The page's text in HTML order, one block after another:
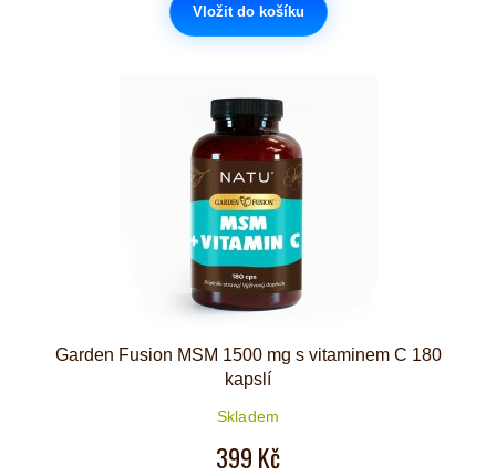
Vložit do košíku
Garden Fusion MSM 1500 mg s vitaminem C 180
kapslí
Skladem
399 Kč